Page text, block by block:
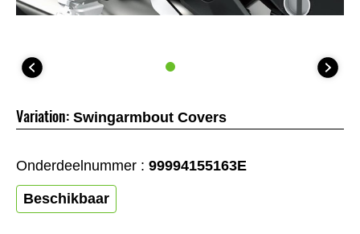
Variation: Swingarmbout Covers
Onderdeelnummer : 99994155163E
Beschikbaar